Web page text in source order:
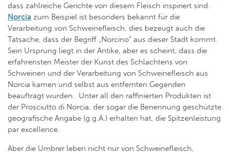
dass zahlreiche Gerichte von diesem Fleisch inspiriert sind.
Norcia zum Beispiel ist besonders bekannt für die
Verarbeitung von Schweinefleisch, dies bezeugt auch die
Tatsache, dass der Begriff „Norcino“ aus dieser Stadt kommt.
Sein Ursprung liegt in der Antike, aber es scheint, dass die
erfahrensten Meister der Kunst des Schlachtens von
Schweinen und der Verarbeitung von Schweinefleisch aus
Norcia kamen und selbst aus entfernten Gegenden
beauftragt wurden. Unter all den raffinierten Produkten ist
der Prosciutto di Norcia, der sogar die Benennung geschützte
geografische Angabe (g.g.A.) erhalten hat, die Spitzenleistung
par excellence.
Aber die Umbrer leben nicht nur von Schweinefleisch,